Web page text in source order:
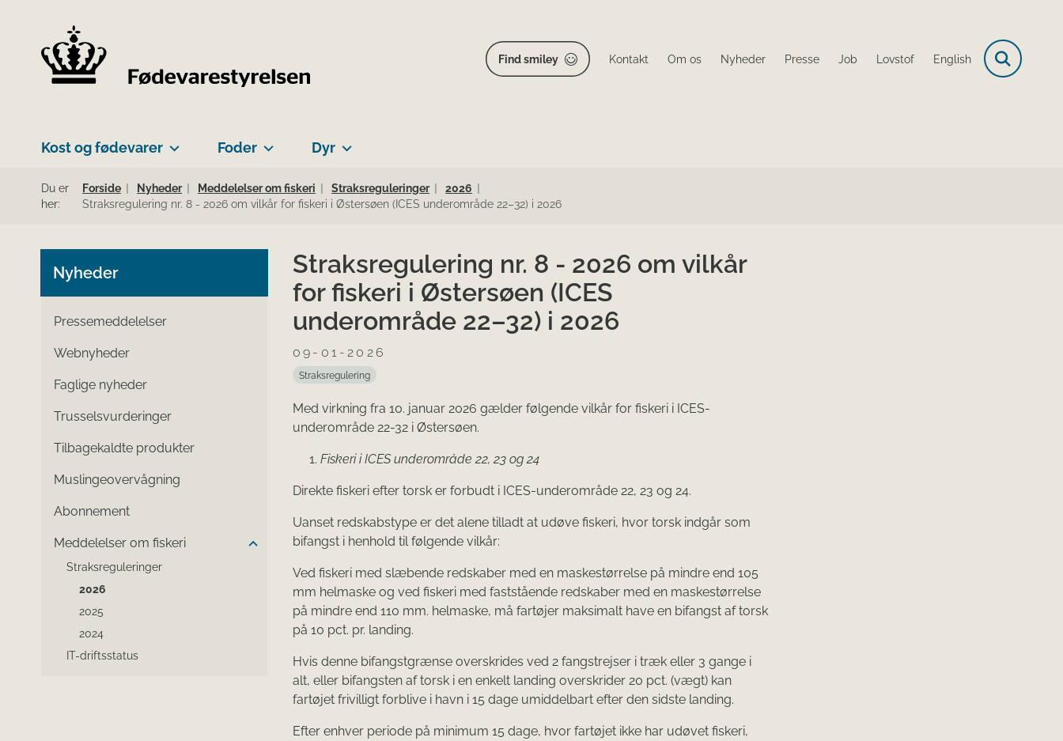
Find smiley Kontakt Om os Nyheder Presse Job Lovstof English
Kost og fødevarer Foder Dyr
Du er
her:
Forside Nyheder Meddelelser om fiskeri Straksreguleringer
2026
Straksregulering nr. 8 - 2026 om vilkår for fiskeri i Østersøen (ICES underområde 22–32) i 2026
Nyheder
Pressemeddelelser
Webnyheder
Faglige nyheder
Trusselsvurderinger
Tilbagekaldte produkter
Muslingeovervågning
Abonnement
Meddelelser om fiskeri
Straksreguleringer
2026
2025
2024
IT-driftsstatus
Straksregulering nr. 8 - 2026 om vilkår
for fiskeri i Østersøen (ICES
underområde 22–32) i 2026
09-01-2026
Straksregulering
Med virkning fra 10. januar 2026 gælder følgende vilkår for fiskeri i ICES-
underområde 22-32 i Østersøen.
Fiskeri i ICES underområde 22, 23 og 24
Direkte fiskeri efter torsk er forbudt i ICES-underområde 22, 23 og 24.
Uanset redskabstype er det alene tilladt at udøve fiskeri, hvor torsk indgår som
bifangst i henhold til følgende vilkår:
Ved fiskeri med slæbende redskaber med en maskestørrelse på mindre end 105
mm helmaske og ved fiskeri med faststående redskaber med en maskestørrelse
på mindre end 110 mm. helmaske, må fartøjer maksimalt have en bifangst af torsk
på 10 pct. pr. landing.
Hvis denne bifangstgrænse overskrides ved 2 fangstrejser i træk eller 3 gange i
alt, eller bifangsten af torsk i en enkelt landing overskrider 20 pct. (vægt) kan
fartøjet frivilligt forblive i havn i 15 dage umiddelbart efter den sidste landing.
Efter enhver periode på minimum 15 dage, hvor fartøjet ikke har udøvet fiskeri,